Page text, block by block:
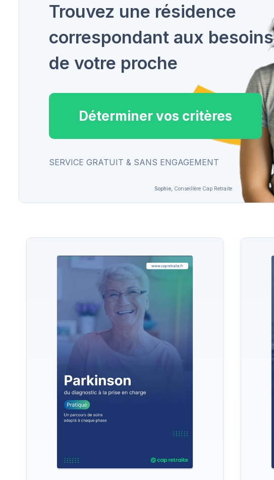
Sophie, Conseillère Cap Retraite
Trouvez une résidence
correspondant aux besoins
de votre proche
Déterminer vos critères
SERVICE GRATUIT & SANS ENGAGEMENT